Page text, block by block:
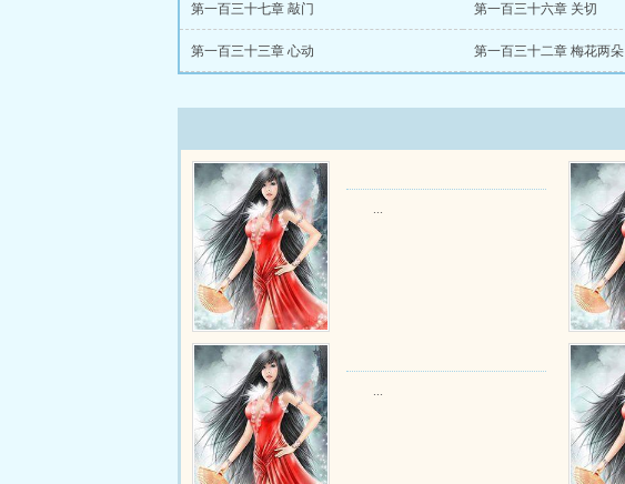
第一百三十七章 敲门 第一百三十六章 关切
第一百三十三章 心动 第一百三十二章 梅花两朵
...
...